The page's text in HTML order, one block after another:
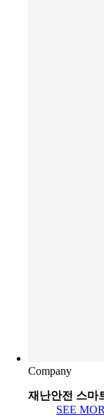
Company
재난안전 스마
SEE